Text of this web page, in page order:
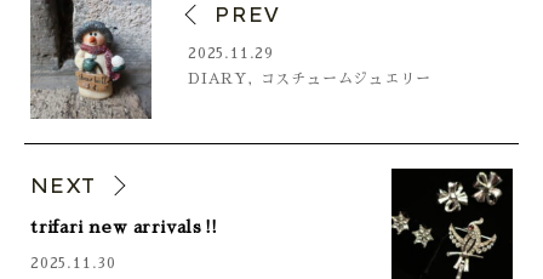
PREV
2025.11.29
DIARY, コスチュームジュエリー
NEXT
trifari new arrivals‼
2025.11.30